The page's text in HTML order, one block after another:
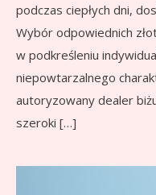
podczas ciepłych dni,
Wybór odpowiednich
w podkreśleniu
niepowtarzalnego
autoryzowany dealer
szeroki […]